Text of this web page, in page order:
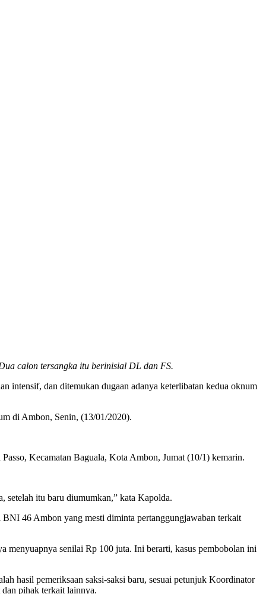
calon tersangka itu berinisial DL dan FS.
intensif, dan ditemukan dugaan adanya keterlibatan kedua oknum
di Ambon, Senin, (13/01/2020).
Kecamatan Baguala, Kota Ambon, Jumat (10/1) kemarin.
setelah itu baru diumumkan,” kata Kapolda.
46 Ambon yang mesti diminta pertanggungjawaban terkait
menyuapnya senilai Rp 100 juta. Ini berarti, kasus pembobolan ini
hasil pemeriksaan saksi-saksi baru, sesuai petunjuk Koordinator
pihak terkait lainnya.